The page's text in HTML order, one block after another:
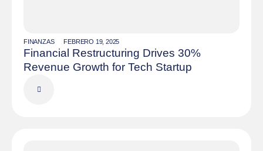
FINANZAS FEBRERO 19, 2025
Financial Restructuring Drives 30%
Revenue Growth for Tech Startup